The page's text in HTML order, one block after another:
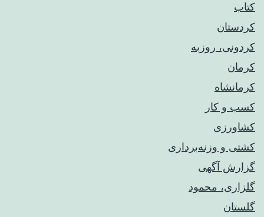
کتاب
کردستان
کردونی، روزبه
کرمان
کرمانشاه
کسب و کار
کشاورزی
کشتی و وزنه‌برداری
گزارش آگهی
گلزاری، محمود
گلستان